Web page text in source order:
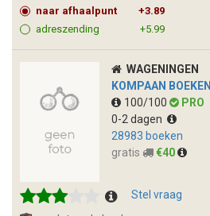
naar afhaalpunt
+3.89
adreszending
+5.99
WAGENINGEN
KOMPAAN BOEKEN
100/100
PRO
0-2 dagen
28983 boeken
gratis
€40
Stel vraag